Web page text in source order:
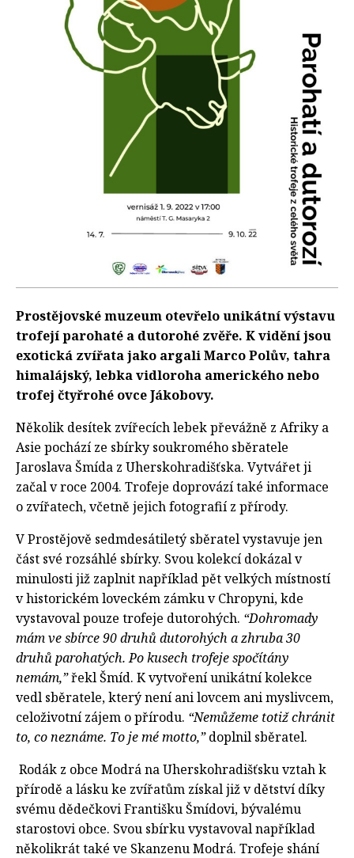
Prostějovské muzeum otevřelo unikátní výstavu
trofejí parohaté a dutorohé zvěře. K vidění jsou
exotická zvířata jako argali Marco Polův, tahra
himalájský, lebka vidloroha amerického nebo
trofej čtyřrohé ovce Jákobovy.
Několik desítek zvířecích lebek převážně z Afriky a
Asie pochází ze sbírky soukromého sběratele
Jaroslava Šmída z Uherskohradišťska. Vytvářet ji
začal v roce 2004. Trofeje doprovází také informace
o zvířatech, včetně jejich fotografií z přírody.
V Prostějově sedmdesátiletý sběratel vystavuje jen
část své rozsáhlé sbírky. Svou kolekcí dokázal v
minulosti již zaplnit například pět velkých místností
v historickém loveckém zámku v Chropyni, kde
vystavoval pouze trofeje dutorohých. “Dohromady
mám ve sbírce 90 druhů dutorohých a zhruba 30
druhů parohatých. Po kusech trofeje spočítány
nemám,”řekl Šmíd. K vytvoření unikátní kolekce
vedl sběratele, který není ani lovcem ani myslivcem,
celoživotní zájem o přírodu. “Nemůžeme totiž chránit
to, co neznáme. To je mé motto,”doplnil sběratel.
Rodák z obce Modrá na Uherskohradišťsku vztah k
přírodě a lásku ke zvířatům získal již v dětství díky
svému dědečkovi Františku Šmídovi, bývalému
starostovi obce. Svou sbírku vystavoval například
několikrát také ve Skanzenu Modrá. Trofeje shání